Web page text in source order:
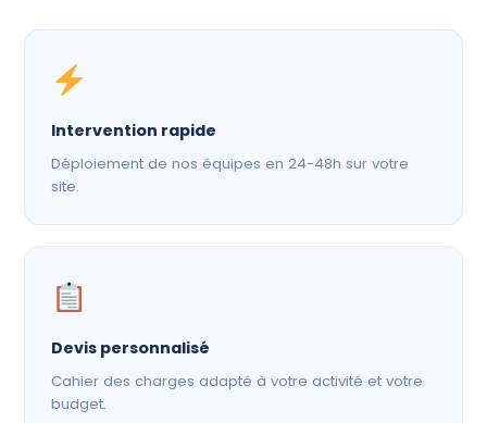
Intervention rapide
Déploiement de nos équipes en 24-48h sur votre
site.
Devis personnalisé
Cahier des charges adapté à votre activité et votre
budget.